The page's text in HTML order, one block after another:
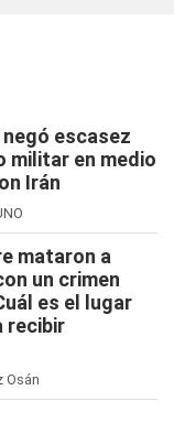
negó escasez
militar en medio
Irán
mataron a
un crimen
es el lugar
recibir
Osán